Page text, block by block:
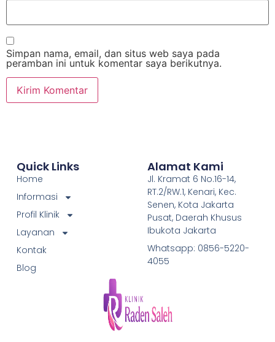
Simpan nama, email, dan situs web saya pada
peramban ini untuk komentar saya berikutnya.
Quick Links
Home
Informasi
Profil Klinik
Layanan
Kontak
Blog
Alamat Kami
Jl. Kramat 6 No.16-14,
RT.2/RW.1, Kenari, Kec.
Senen, Kota Jakarta
Pusat, Daerah Khusus
Ibukota Jakarta
Whatsapp: 0856-5220-
4055